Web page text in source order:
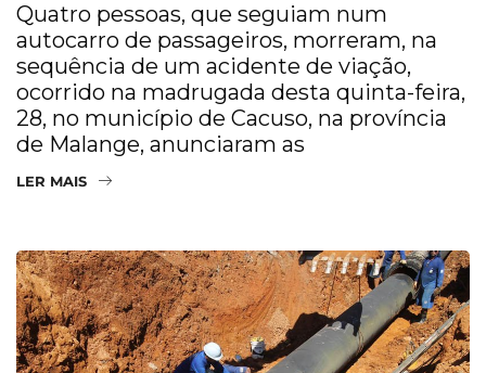
Quatro pessoas, que seguiam num
autocarro de passageiros, morreram, na
sequência de um acidente de viação,
ocorrido na madrugada desta quinta-feira,
28, no município de Cacuso, na província
de Malange, anunciaram as
LER MAIS